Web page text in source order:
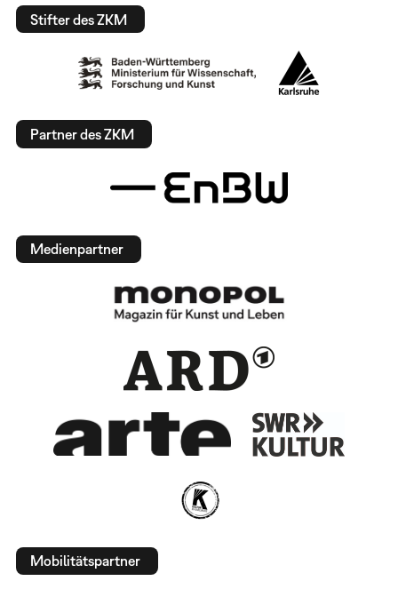
Stifter des ZKM
Partner des ZKM
Medienpartner
Mobilitätspartner